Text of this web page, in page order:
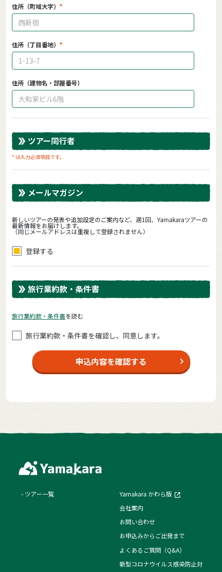
住所（町域大字）
住所（丁目番地）
住所（建物名・部屋番号）
ツアー同行者
* は入力必須項目です。
メールマガジン
新しいツアーの発表や追加設定のご案内など、週1回、Yamakaraツアーの
最新情報をお届けします。
（同じメールアドレスは重複して登録されません）
登録する
旅行業約款・条件書
旅⾏業約款・条件書を読む
旅⾏業約款・条件書を確認し、同意します。
申込内容を確認する
ツアー一覧
Yamakara かわら版
会社案内
お問い合わせ
お申込みからご出発まで
よくあるご質問（Q&A）
新型コロナウイルス感染防止対